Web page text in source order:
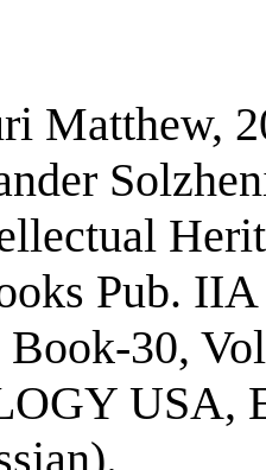
Matthew,
Pub.
30,
USA,